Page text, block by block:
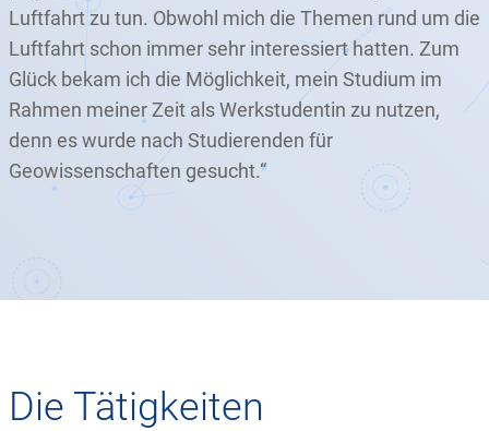
Luftfahrt zu tun. Obwohl mich die Themen rund um die
Luftfahrt schon immer sehr interessiert hatten. Zum
Glück bekam ich die Möglichkeit, mein Studium im
Rahmen meiner Zeit als Werkstudentin zu nutzen,
denn es wurde nach Studierenden für
Geowissenschaften gesucht.“
Die Tätigkeiten